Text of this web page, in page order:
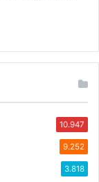
10.947
9.252
3.818